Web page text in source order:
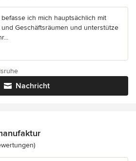
ich mich hauptsächlich mit
Geschäftsräumen und unterstütze
Nachricht
5 von 5 Sternen